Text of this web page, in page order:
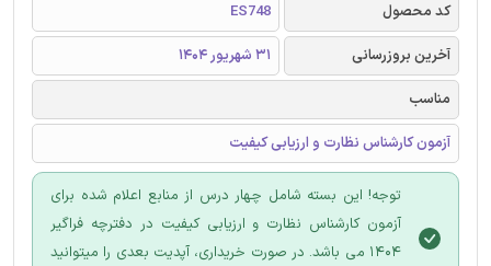
کد محصول
ES748
آخرین بروزرسانی
31 شهریور 1404
مناسب
آزمون کارشناس نظارت و ارزیابی کیفیت
توجه! این بسته شامل چهار درس از منابع اعلام شده برای
آزمون کارشناس نظارت و ارزیابی کیفیت در دفترچه فراگیر
1404 می باشد. در صورت خریداری، آپدیت بعدی را میتوانید